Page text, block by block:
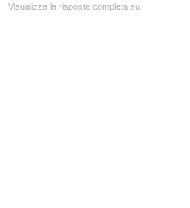
Visualizza la risposta completa su